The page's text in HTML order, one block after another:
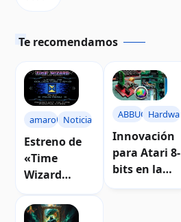
Te recomendamos
amarok Noticias
Estreno de
«Time
Wizard
Edition»
ABBUC Hardware
Innovación
para Atari 8-
bits en la